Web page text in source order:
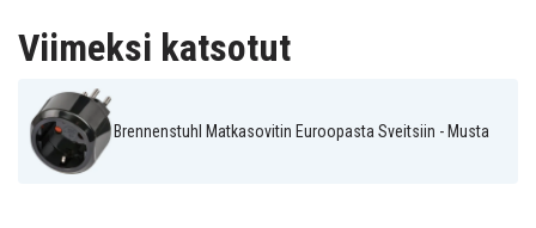
Viimeksi katsotut
Brennenstuhl Matkasovitin Euroopasta Sveitsiin - Musta